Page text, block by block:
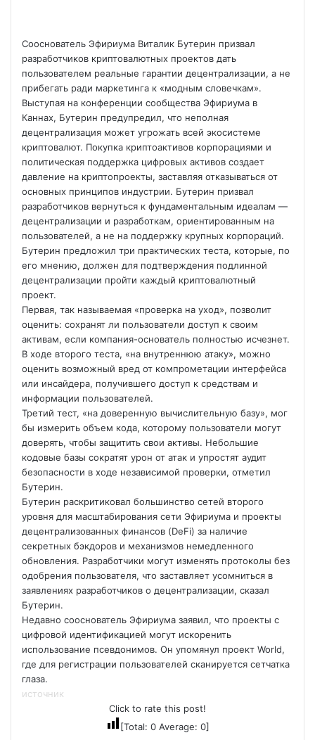
Сооснователь Эфириума Виталик Бутерин призвал
разработчиков криптовалютных проектов дать
пользователем реальные гарантии децентрализации, а не
прибегать ради маркетинга к «модным словечкам».
Выступая на конференции сообщества Эфириума в
Каннах, Бутерин предупредил, что неполная
децентрализация может угрожать всей экосистеме
криптовалют. Покупка криптоактивов корпорациями и
политическая поддержка цифровых активов создает
давление на криптопроекты, заставляя отказываться от
основных принципов индустрии. Бутерин призвал
разработчиков вернуться к фундаментальным идеалам —
децентрализации и разработкам, ориентированным на
пользователей, а не на поддержку крупных корпораций.
Бутерин предложил три практических теста, которые, по
его мнению, должен для подтверждения подлинной
децентрализации пройти каждый криптовалютный
проект.
Первая, так называемая «проверка на уход», позволит
оценить: сохранят ли пользователи доступ к своим
активам, если компания-основатель полностью исчезнет.
В ходе второго теста, «на внутреннюю атаку», можно
оценить возможный вред от компрометации интерфейса
или инсайдера, получившего доступ к средствам и
информации пользователей.
Третий тест, «на доверенную вычислительную базу», мог
бы измерить объем кода, которому пользователи могут
доверять, чтобы защитить свои активы. Небольшие
кодовые базы сократят урон от атак и упростят аудит
безопасности в ходе независимой проверки, отметил
Бутерин.
Бутерин раскритиковал большинство сетей второго
уровня для масштабирования сети Эфириума и проекты
децентрализованных финансов (DeFi) за наличие
секретных бэкдоров и механизмов немедленного
обновления. Разработчики могут изменять протоколы без
одобрения пользователя, что заставляет усомниться в
заявлениях разработчиков о децентрализации, сказал
Бутерин.
Недавно сооснователь Эфириума заявил, что проекты с
цифровой идентификацией могут искоренить
использование псевдонимов. Он упомянул проект World,
где для регистрации пользователей сканируется сетчатка
глаза.
источник
Click to rate this post!
[Total: 0Average: 0]